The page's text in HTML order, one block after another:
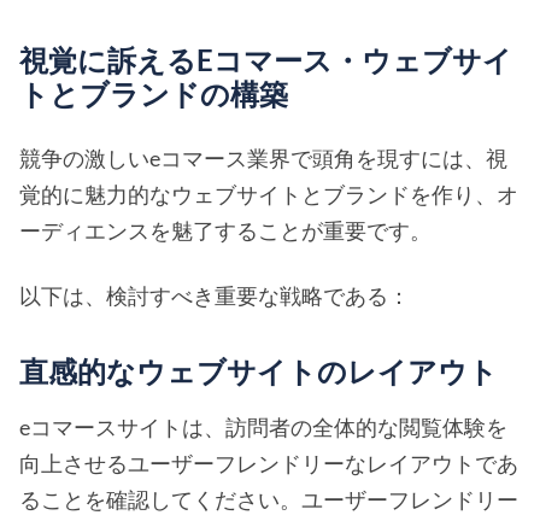
視覚に訴えるEコマース・ウェブサイ
トとブランドの構築
競争の激しいeコマース業界で頭角を現すには、視
覚的に魅力的なウェブサイトとブランドを作り、オ
ーディエンスを魅了することが重要です。
以下は、検討すべき重要な戦略である：
直感的なウェブサイトのレイアウト
eコマースサイトは、訪問者の全体的な閲覧体験を
向上させるユーザーフレンドリーなレイアウトであ
ることを確認してください。ユーザーフレンドリー